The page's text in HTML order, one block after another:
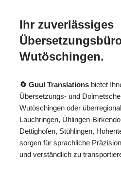
Ihr zuverlässiges
Wutöschingen.
🔄 Guul Translations bietet
Übersetzungs- und
Wutöschingen oder
Lauchringen, Ühlingen-
Dettighofen, Stühlingen,
sorgen für sprachliche
und verständlich zu